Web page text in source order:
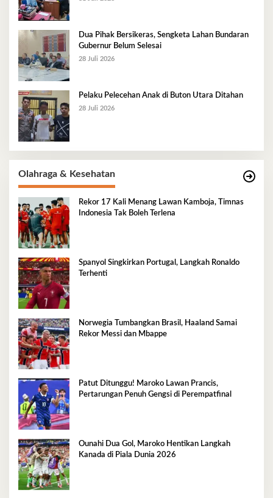
Dua Pihak Bersikeras, Sengketa Lahan Bundaran
Gubernur Belum Selesai
28 Juli 2026
Pelaku Pelecehan Anak di Buton Utara Ditahan
28 Juli 2026
Olahraga & Kesehatan
Rekor 17 Kali Menang Lawan Kamboja, Timnas
Indonesia Tak Boleh Terlena
Spanyol Singkirkan Portugal, Langkah Ronaldo
Terhenti
Norwegia Tumbangkan Brasil, Haaland Samai
Rekor Messi dan Mbappe
Patut Ditunggu! Maroko Lawan Prancis,
Pertarungan Penuh Gengsi di Perempatfinal
Ounahi Dua Gol, Maroko Hentikan Langkah
Kanada di Piala Dunia 2026